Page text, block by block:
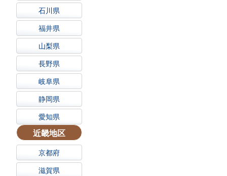
石川県
福井県
山梨県
長野県
岐阜県
静岡県
愛知県
近畿地区
京都府
滋賀県